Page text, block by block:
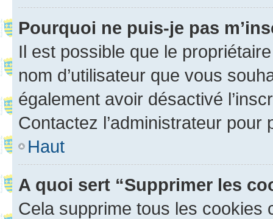
Pourquoi ne puis-je pas
Il est possible que le
nom d’utilisateur que vous
également avoir désactivé
Contactez l’administrateur
Haut
A quoi sert “Supprimer les
Cela supprime tous les cookies